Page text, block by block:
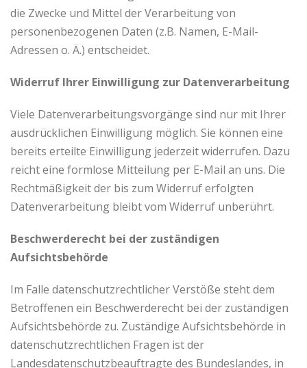
die Zwecke und Mittel der Verarbeitung von
personenbezogenen Daten (z.B. Namen, E-Mail-
Adressen o. Ä.) entscheidet.
Widerruf Ihrer Einwilligung zur Datenverarbeitung
Viele Datenverarbeitungsvorgänge sind nur mit Ihrer
ausdrücklichen Einwilligung möglich. Sie können eine
bereits erteilte Einwilligung jederzeit widerrufen. Dazu
reicht eine formlose Mitteilung per E-Mail an uns. Die
Rechtmäßigkeit der bis zum Widerruf erfolgten
Datenverarbeitung bleibt vom Widerruf unberührt.
Beschwerderecht bei der zuständigen
Aufsichtsbehörde
Im Falle datenschutzrechtlicher Verstöße steht dem
Betroffenen ein Beschwerderecht bei der zuständigen
Aufsichtsbehörde zu. Zuständige Aufsichtsbehörde in
datenschutzrechtlichen Fragen ist der
Landesdatenschutzbeauftragte des Bundeslandes, in